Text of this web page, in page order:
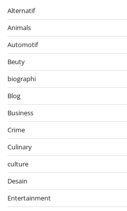
Alternatif
Animals
Automotif
Beuty
biographi
Blog
Business
Crime
Culinary
culture
Desain
Entertainment